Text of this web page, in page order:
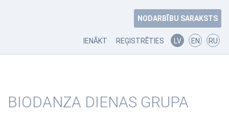
NODARBĪBU SARAKSTS
IENĀKT REĢISTRĒTIES LV EN RU
BIODANZA DIENAS GRUPA